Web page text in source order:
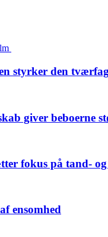
styrker den
giver beboerne
fokus på tand-
ensomhed